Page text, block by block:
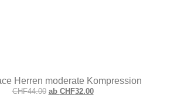
Herren moderate Kompression
CHF44.00 ab CHF32.00